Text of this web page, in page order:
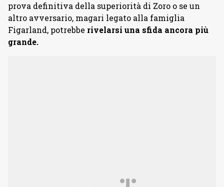
prova definitiva della superiorità di Zoro o se un
altro avversario, magari legato alla famiglia
Figarland, potrebbe rivelarsi una sfida ancora più
grande.